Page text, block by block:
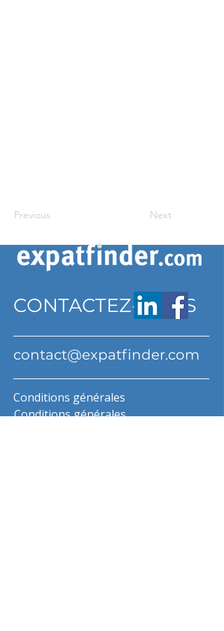
Previous Next
CONTACTEZ-NOUS
contact@expatfinder.com
Conditions générales
Conditions générales